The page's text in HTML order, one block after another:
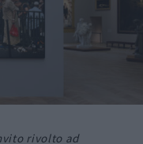
rivolto ad